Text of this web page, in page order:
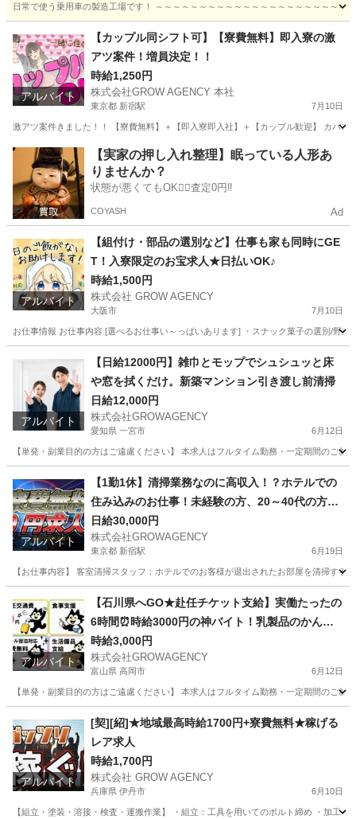
日常で使う乗用車の製造工場です！ ～～～～～～～～～～～～～～～～～～～～～
工場 三重 いなべ市 工場 時給
アルバイト
【カップル同シフト可】【寮費無料】即入寮の激
アツ案件！増員決定！！
時給1,250円
株式会社GROW AGENCY 本社
東京都 新宿駅 7月10日
激アツ案件きました！！ 【寮費無料】＋【即入寮即入社】＋【カップル歓迎】 カバ
東京 新宿区 新宿駅 軽作業 カップル
【実家の押し入れ整理】眠っている人形あ
りませんか？
状態が悪くてもOK🙆‍♀️査定0円‼️
COYASH Ad
アルバイト
【組付け・部品の選別など】仕事も家も同時にGE
T！入寮限定のお宝求人★日払いOK♪
時給1,500円
株式会社 GROW AGENCY
大阪市 7月10日
お仕事情報 お仕事内容 [選べるお仕事い～っぱいあります] ・スナック菓子の選別/野
軽作業 大阪 大阪市 軽作業
アルバイト
【日給12000円】雑巾とモップでシュシュッと床
や窓を拭くだけ。新築マンション引き渡し前清掃
日給12,000円
株式会社GROWAGENCY
愛知県 一宮市 6月12日
【単発・副業目的の方はご遠慮ください】 本求人はフルタイム勤務・一定期間のご
清掃 短期間
アルバイト
【1勤1休】清掃業務なのに高収入！？ホテルでの
住み込みのお仕事！未経験の方、20～40代の方活
躍中！
日給30,000円
株式会社GROWAGENCY
東京都 新宿駅 6月19日
【お仕事内容】 客室清掃スタッフ：ホテルでのお客様が退出されたお部屋を清掃す
新宿駅 住み込み
アルバイト
【石川県へGO★赴任チケット支給】実働たったの
6時間⏰時給3000円の神バイト！乳製品のかんた
ん検査＆データ入力【キレイな1R個室寮ずっと無
料💰】
時給3,000円
株式会社GROWAGENCY
富山県 高岡市 6月12日
【単発・副業目的の方はご遠慮ください】 本求人はフルタイム勤務・一定期間のご
工場 時給
アルバイト
[契][紹]★地域最高時給1700円+寮費無料★稼げる
レア求人
時給1,700円
株式会社 GROW AGENCY
兵庫県 伊丹市 6月10日
【組立・塗装・溶接・検査・運搬作業】 ・組立：工具を用いてのボルト締め ・加工